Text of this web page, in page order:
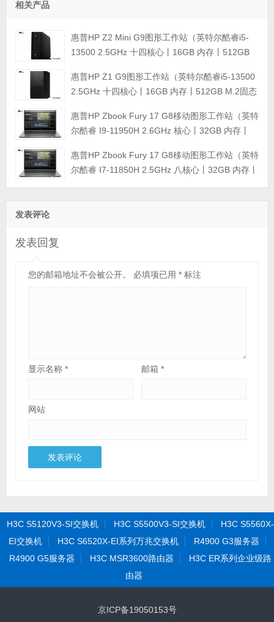
相关产品
惠普HP Z2 Mini G9图形工作站（英特尔酷睿i5-
13500 2.5GHz 十四核心丨16GB 内存丨512GB
惠普HP Z1 G9图形工作站（英特尔酷睿i5-13500
2.5GHz 十四核心丨16GB 内存丨512GB M.2固态
惠普HP Zbook Fury 17 G8移动图形工作站（英特
尔酷睿 I9-11950H 2.6GHz 核心丨32GB 内存丨
16G显卡丨17.3英寸4K显示屏丨三年保修）
惠普HP Zbook Fury 17 G8移动图形工作站（英特
尔酷睿 I7-11850H 2.5GHz 八核心丨32GB 内存丨
发表评论
发表回复
您的邮箱地址不会被公开。 必填项已用 *标注
显示名称 * 邮箱*
网站
H3C S5120V3-SI交换机 H3C S5500V3-SI交换机
H3C S5560X-
EI交换机
H3C S6520X-EI系列万兆交换机
R4900 G3服务器
R4900 G5服务器
H3C MSR3600路由器
H3C ER系列企业级路
由器
京ICP备19050153号